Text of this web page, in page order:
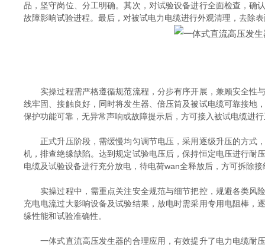
品，坚守岗位、分工明确。其次，对试验设备进行全面检查，确
故障影响试验进程。最后，对被试电力电缆进行外观清理，去除
实操过程需严格遵循规范流程，分步有序开展，兼顾安全性与
线牢固、接触良好，同时将发生器、倍压筒及被试电缆可靠接地
保护功能可靠，无异常声响或故障提示后，方可接入被试电缆进
正式升压阶段，需缓慢均匀调节电压，采用逐级升压的方式，
机，排查绝缘缺陷。达到规定试验电压后，保持恒定电压进行耐
电缆及试验设备进行充分放电，待电荷wan全释放后，方可拆除
实操过程中，需重点关注安全规范与细节把控，规避各类风险
充电电流过大影响设备及试验结果，放电时需采用专用电阻棒
缘性能和试验准确性。
一体式直流高压发生器的合理应用，有效提升了电力电缆耐压